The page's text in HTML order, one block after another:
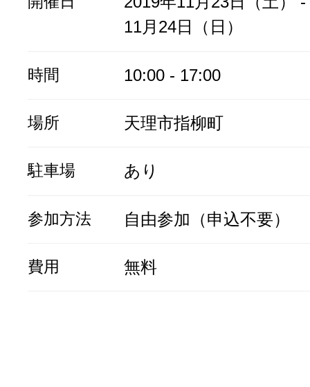
11月24日（日）
時間 10:00 - 17:00
場所 天理市指柳町
駐車場 あり
参加方法 自由参加（申込不要）
費用 無料